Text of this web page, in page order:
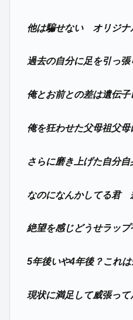
他は騙せない オリジナ
過去の自分に足を引っ張
俺とお前との差は遺伝子
俺を狂わせた父母祖父
さらに磨き上げた自分
なのになんかしてる君
絶望を感じどうせラップ
5年後いや4年後？これ
現状に満足して威張って